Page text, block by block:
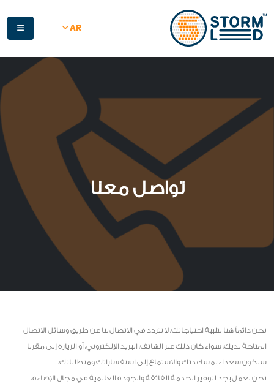
AR
تواصل معنا
نحن دائماً هنا لتلبية احتياجاتك. لا تتردد في الاتصال بنا عن طريق وسائل الاتصال
المتاحة لديك، سواء كان ذلك عبر الهاتف، البريد الإلكتروني، أو الزيارة إلى مقرنا
سنكون سعداء بمساعدتك والاستماع إلى استفساراتك ومتطلباتك.
نحن نعمل بجد لتوفير الخدمة الفائقة والجودة العالمية في مجال الإضاءة،